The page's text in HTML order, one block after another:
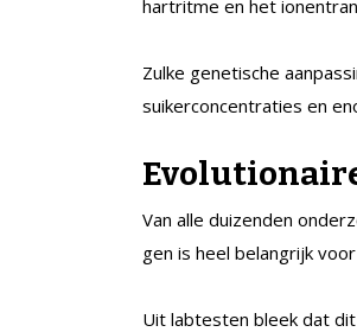
hartritme en het
Zulke genetische
suikerconcentraties en
Van alle duizenden
gen is heel belangrijk
Uit labtesten bleek dat